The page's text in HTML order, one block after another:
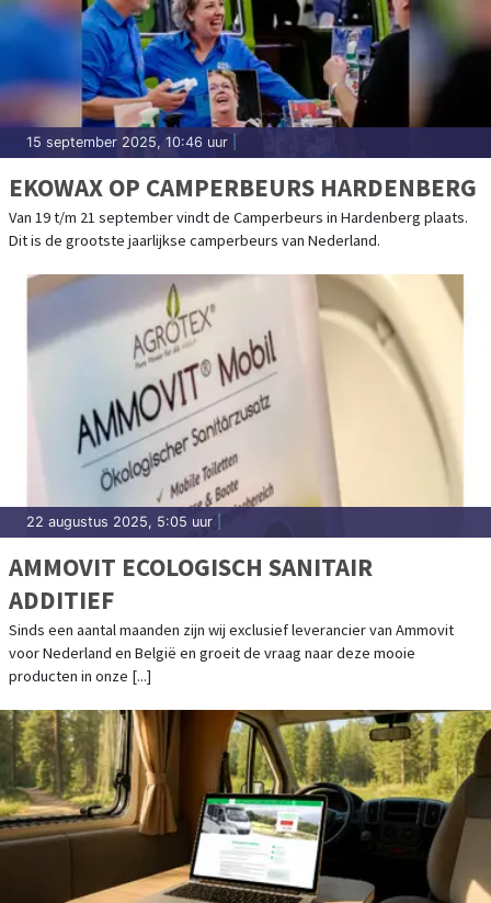
15 september 2025, 10:46 uur
EKOWAX OP CAMPERBEURS HARDENBERG
Van 19 t/m 21 september vindt de Camperbeurs in Hardenberg plaats.
Dit is de grootste jaarlijkse camperbeurs van Nederland.
22 augustus 2025, 5:05 uur
AMMOVIT ECOLOGISCH SANITAIR
ADDITIEF
Sinds een aantal maanden zijn wij exclusief leverancier van Ammovit
voor Nederland en België en groeit de vraag naar deze mooie
producten in onze [...]